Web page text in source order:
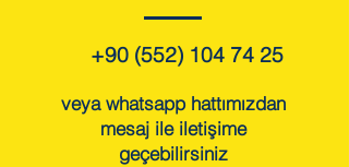
+90 (552) 104 74 25
veya whatsapp hattımızdan
mesaj ile iletişime
geçebilirsiniz